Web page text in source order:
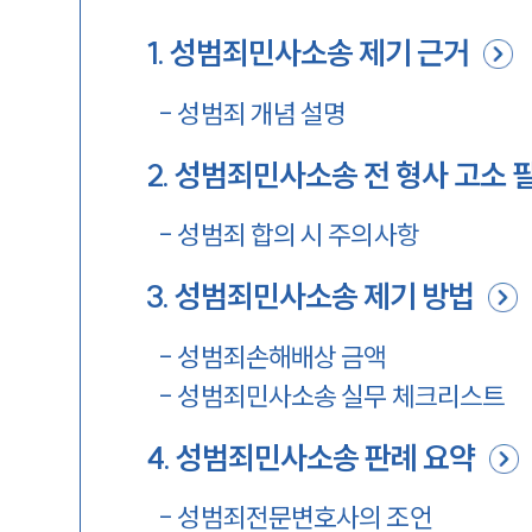
1.성범죄민사소송 제기 근거
- 성범죄 개념 설명
2.성범죄민사소송 전 형사 고소
- 성범죄 합의 시 주의사항
3.성범죄민사소송 제기 방법
- 성범죄손해배상 금액
- 성범죄민사소송 실무 체크리스트
4.성범죄민사소송 판례 요약
- 성범죄전문변호사의 조언